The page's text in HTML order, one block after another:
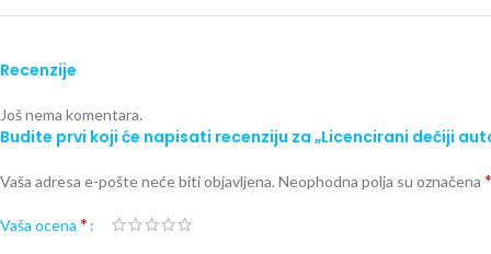
Recenzije
Još nema komentara.
Budite prvi koji će napisati recenziju za „Licencirani dečiji
Vaša adresa e-pošte neće biti objavljena. Neophodna polja su označena *
Vaša ocena *